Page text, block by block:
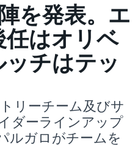
を発表。エ
任はオリベ
チはテッ
トリーチーム及びサ
ダーラインアップ
ルガロがチームを